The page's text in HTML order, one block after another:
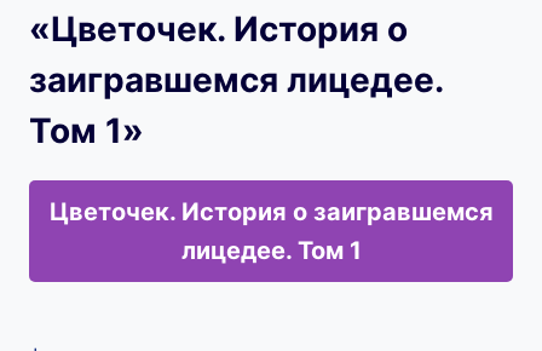
«Цветочек. История о
заигравшемся лицедее.
Том 1»
Цветочек. История о заигравшемся
лицедее. Том 1